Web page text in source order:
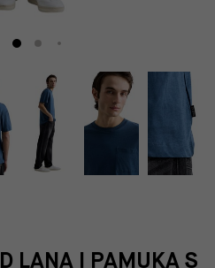
LANA I PAMUKA S